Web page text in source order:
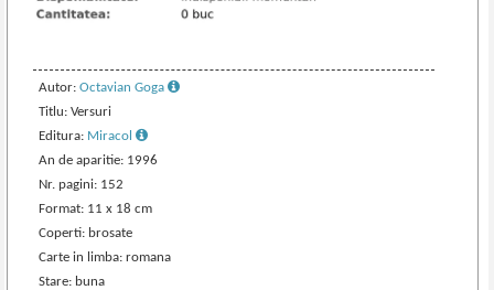
Autor:Octavian Goga
Titlu: Versuri
Editura: Miracol
An de aparitie: 1996
Nr. pagini: 152
Format: 11 x 18 cm
Coperti: brosate
Carte in limba: romana
Stare: buna